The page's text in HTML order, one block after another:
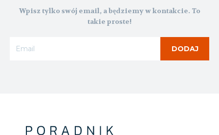
Wpisz tylko swój email, a będziemy w kontakcie. To
takie proste!
DODAJ